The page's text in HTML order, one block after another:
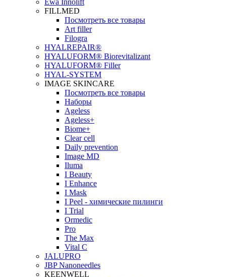
Ewa Innolift
FILLMED
Посмотреть все товары
Art filler
Filogra
НYALREPAIR®
HYALUFORM® Biorevitalizant
HYALUFORM® Filler
HYAL-SYSTEM
IMAGE SKINCARE
Посмотреть все товары
Наборы
Ageless
Ageless+
Biome+
Clear cell
Daily prevention
Image MD
Iluma
I Beauty
I Enhance
I Mask
I Peel - химические пилинги
I Trial
Ormedic
Pro
The Max
Vital C
JALUPRO
JBP Nanoneedles
KEENWELL